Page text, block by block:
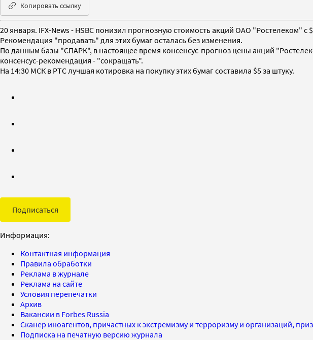
Копировать ссылку
20 января. IFX-News - HSBC понизил прогнозную стоимость акций ОАО "Ростелеком" с
Рекомендация "продавать" для этих бумаг осталась без изменения.
По данным базы "СПАРК", в настоящее время консенсус-прогноз цены акций
консенсус-рекомендация - "сокращать".
На 14:30 МСК в РТС лучшая котировка на покупку этих бумаг составила $5 за штуку.
Подписаться
Информация:
Контактная информация
Правила обработки
Реклама в журнале
Реклама на сайте
Условия перепечатки
Архив
Вакансии в Forbes Russia
Сканер иноагентов, причастных к экстремизму и терроризму и организаций,
Подписка на печатную версию журнала